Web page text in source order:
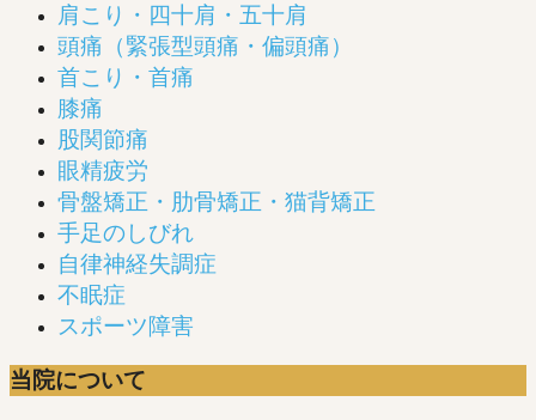
肩こり・四十肩・五十肩
頭痛（緊張型頭痛・偏頭痛）
首こり・首痛
膝痛
股関節痛
眼精疲労
骨盤矯正・肋骨矯正・猫背矯正
手足のしびれ
自律神経失調症
不眠症
スポーツ障害
当院について